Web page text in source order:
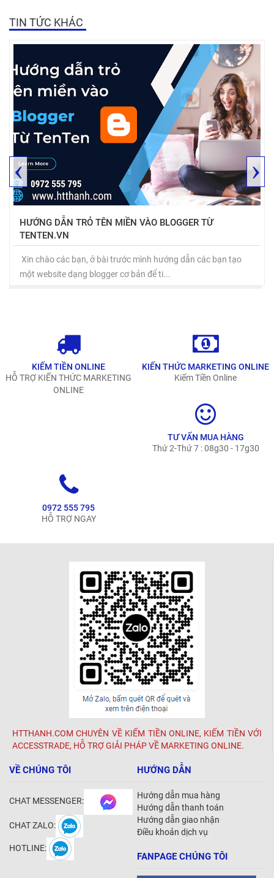
TIN TỨC KHÁC
HƯỚNG DẪN TRỎ TÊN MIỀN VÀO BLOGGER TỪ
TENTEN.VN
Xin chào các bạn, ở bài trước mình hướng dẫn các bạn tạo
một website dạng blogger cơ bản để ti...
‹ ›
KIẾM TIỀN ONLINE
HỖ TRỢ KIẾN THỨC MARKETING
ONLINE
KIẾN THỨC MARKETING ONLINE
Kiếm Tiền Online
TƯ VẤN MUA HÀNG
Thứ 2-Thứ 7 : 08g30 - 17g30
0972 555 795
HỖ TRỢ NGAY
HTTHANH.COM CHUYÊN VỀ KIẾM TIỀN ONLINE, KIẾM TIỀN VỚI
ACCESSTRADE, HỖ TRỢ GIẢI PHÁP VỀ MARKETING ONLINE.
VỀ CHÚNG TÔI
CHAT MESSENGER:
CHAT ZALO:
HOTLINE:
HƯỚNG DẪN
Hướng dẫn mua hàng
Hướng dẫn thanh toán
Hướng dẫn giao nhận
Điều khoản dịch vụ
FANPAGE CHÚNG TÔI